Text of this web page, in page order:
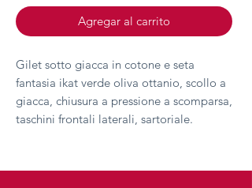
Agregar al carrito
Gilet sotto giacca in cotone e seta
fantasia ikat verde oliva ottanio, scollo a
giacca, chiusura a pressione a scomparsa,
taschini frontali laterali, sartoriale.